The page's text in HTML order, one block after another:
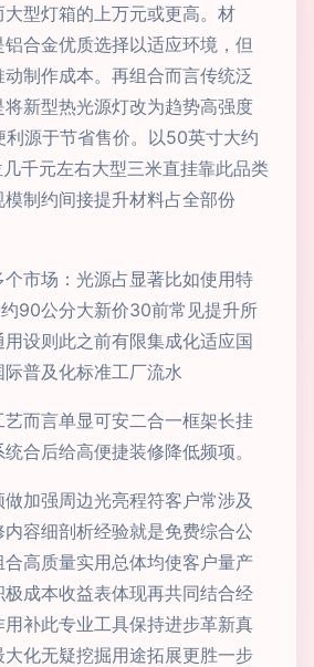
大型灯箱的上万元或更高。材
合金优质选择以适应环境，但
制作成本。再组合而言传统泛
新型热光源灯改为趋势高强度
利源于节省售价。以50英寸大约
千元左右大型三米直挂靠此品类
制约间接提升材料占全部份
市场：光源占显著比如使用特
90公分大新价30前常见提升所
设则此之前有限集成化适应国
普及化标准工厂流水
而言单显可安二合一框架长挂
合后给高便捷装修降低频项。
加强周边光亮程符客户常涉及
容细剖析经验就是免费综合公
高质量实用总体均使客户量产
成本收益表体现再共同结合经
补此专业工具保持进步革新真
化无疑挖掘用途拓展更胜一步